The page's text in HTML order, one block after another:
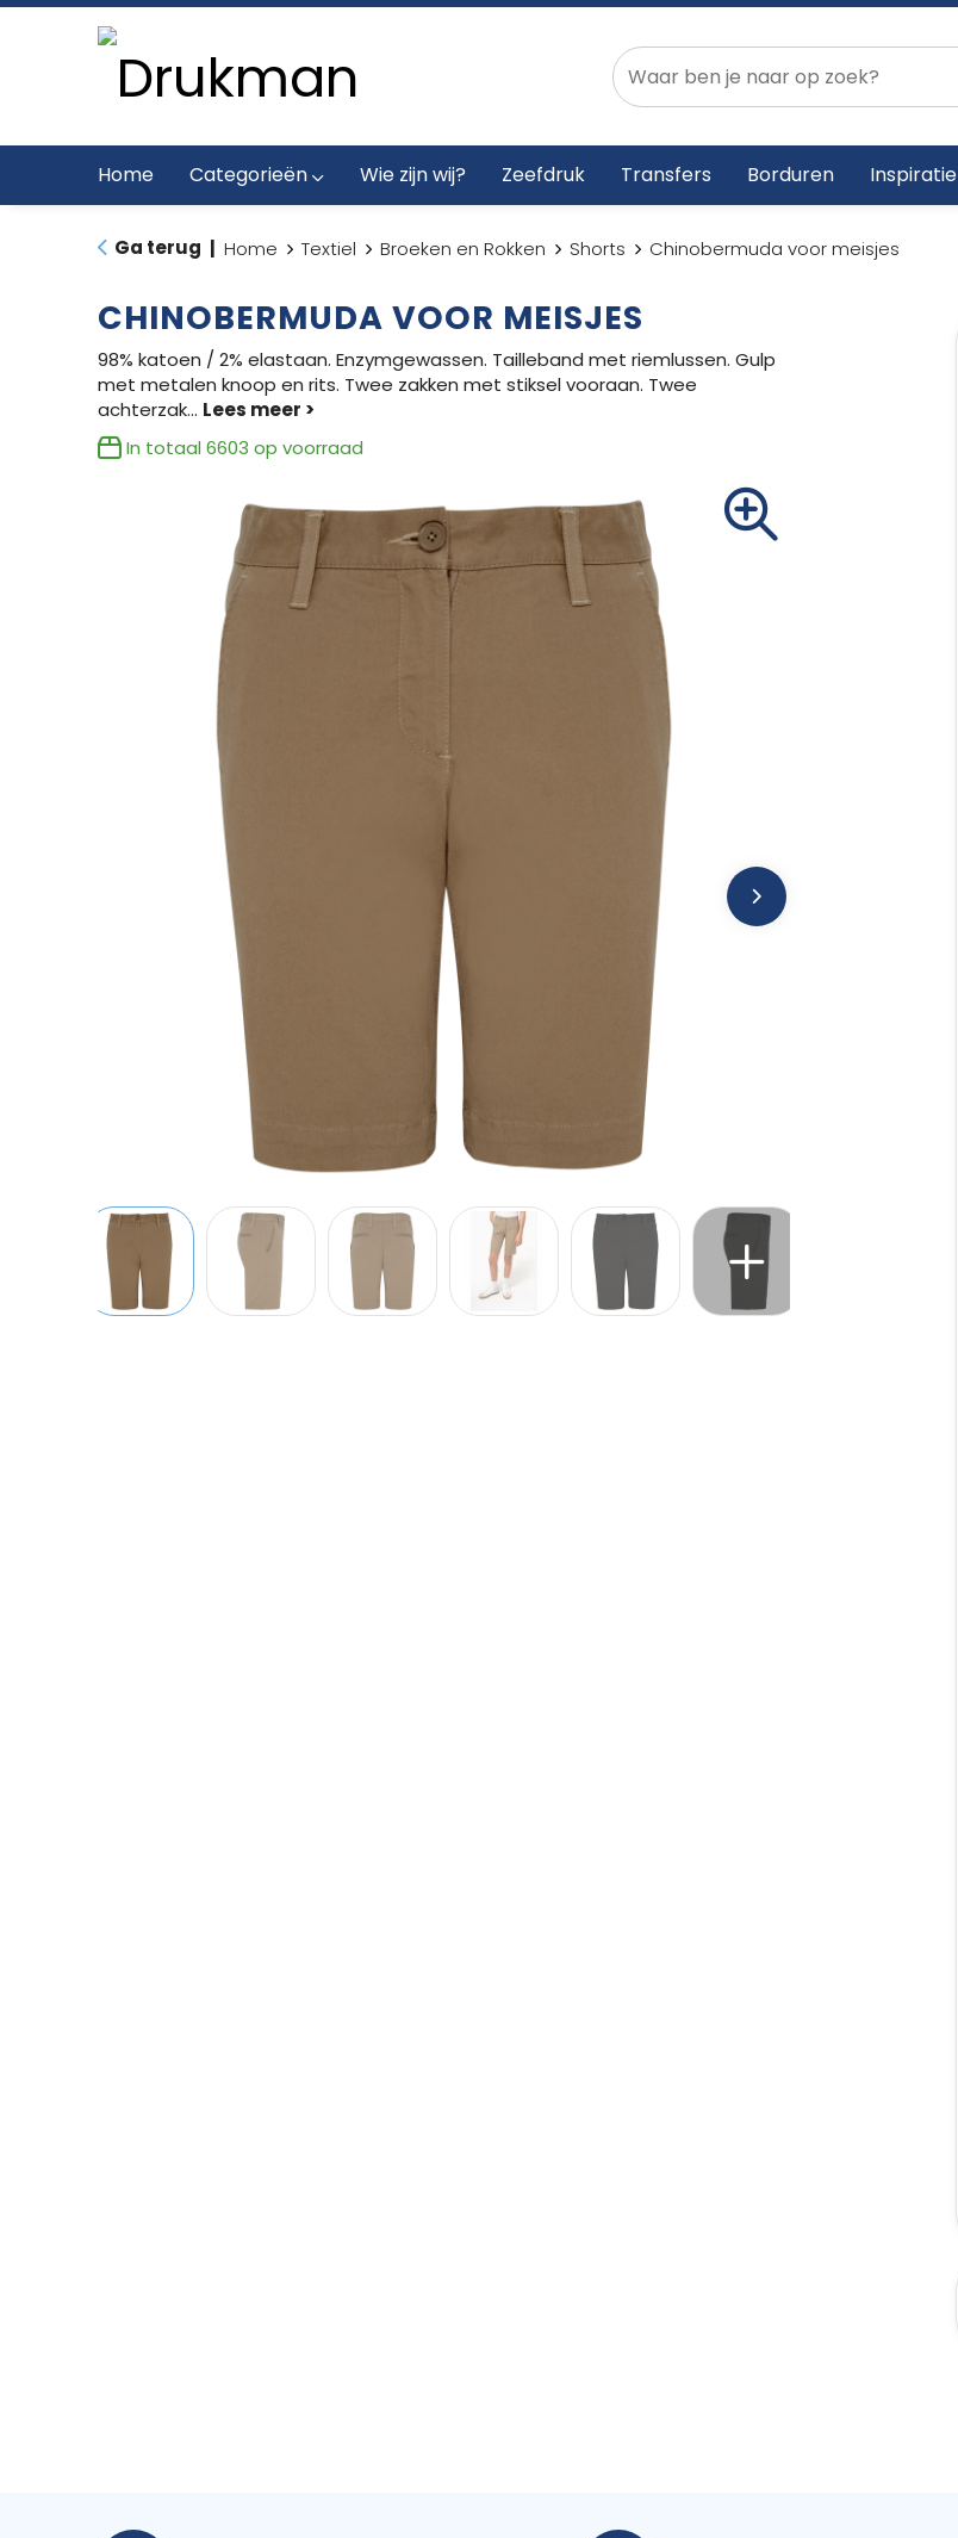
Home Categorieën Wie zijn wij? Zeefdruk Transfers Borduren Inspiratie
Ga terug Home Textiel Broeken en Rokken Shorts Chinobermuda voor meisjes
CHINOBERMUDA VOOR MEISJES
98% katoen / 2% elastaan. Enzymgewassen. Tailleband met riemlussen. Gulp
met metalen knoop en rits. Twee zakken met stiksel vooraan. Twee
achterzak...
In totaal 6603 op voorraad